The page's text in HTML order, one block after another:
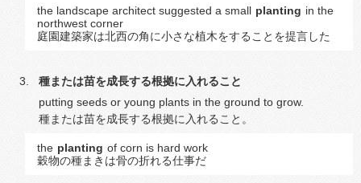
the landscape architect suggested a small planting in the
northwest corner
庭園建築家は北西の角に小さな植木をすることを提言した
種または苗を成長する根拠に入れること
putting seeds or young plants in the ground to grow.
種または苗を成長する根拠に入れること。
the planting of corn is hard work
穀物の種まきは骨の折れる仕事だ